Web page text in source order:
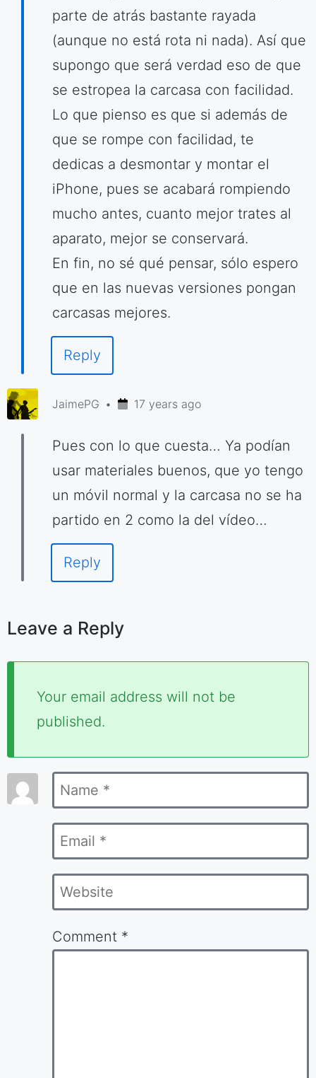
parte de atrás bastante rayada
(aunque no está rota ni nada). Así que
supongo que será verdad eso de que
se estropea la carcasa con facilidad.
Lo que pienso es que si además de
que se rompe con facilidad, te
dedicas a desmontar y montar el
iPhone, pues se acabará rompiendo
mucho antes, cuanto mejor trates al
aparato, mejor se conservará.
En fin, no sé qué pensar, sólo espero
que en las nuevas versiones pongan
carcasas mejores.
Reply
JaimePG 17 years ago
Pues con lo que cuesta… Ya podían
usar materiales buenos, que yo tengo
un móvil normal y la carcasa no se ha
partido en 2 como la del vídeo…
Reply
Leave a Reply
Your email address will not be
published.
Required
marked
Name
*
Email
*
Website
Comment *